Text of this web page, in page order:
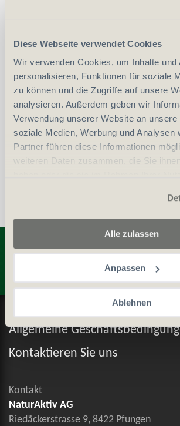
Diese Webseite verwendet Cookies
Wir verwenden Cookies, um Inhalte und
personalisieren, Funktionen für soziale
zu können und die Zugriffe auf unsere
analysieren. Außerdem geben wir
Verwendung unserer Website an
soziale Medien, Werbung und Analysen
Partner führen diese Informationen
weiteren Daten zusammen, die Sie
Alle zulassen
Anpassen
Ablehnen
CHF 695.00
vergleichen
Anzahl
In
Entdecken Sie weitere
Datenschutz und Cookie-
Allgemeine
Kontaktieren Sie uns
Kontakt
NaturAktiv AG
Riedäckerstrasse 9, 8422 Pfungen